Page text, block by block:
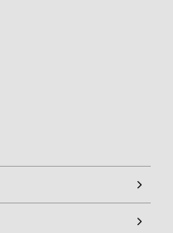
據，此記錄為內部應
卷調查內容進行統計與
呈現，除供內部研究
文字，但不涉及特定個
目的以外之其他用途。
關產品、服務、活動或
的姓名、電話、住址、
別、行業等相關資料，